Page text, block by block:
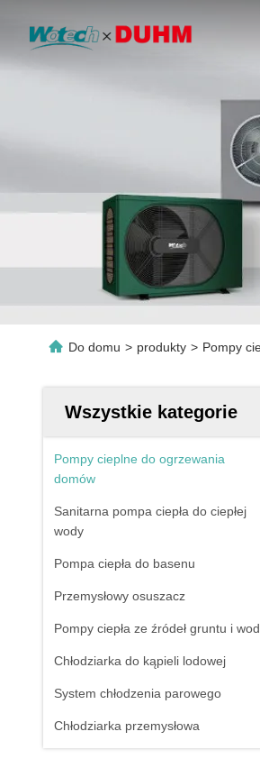
Do domu > produkty > Pompy
Wszystkie kategorie
Pompy cieplne do ogrzewania
domów
Sanitarna pompa ciepła do ciepłej
wody
Pompa ciepła do basenu
Przemysłowy osuszacz
Pompy ciepła ze źródeł gruntu i
Chłodziarka do kąpieli lodowej
System chłodzenia parowego
Chłodziarka przemysłowa